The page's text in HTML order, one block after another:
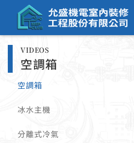
VIDEOS
空調箱
空調箱
冰水主機
分離式冷氣